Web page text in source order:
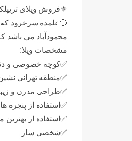
⚜️فروش ویلای
محمودآباد می باشد
مشخصات ویلا:
✅️کوچه خصوصی و
✅️منطقه تهرانی
✅️طراحی مدرن و
✅️استفاده از پنجره
✅️استفاده از بهترین
✅️شخصی ساز